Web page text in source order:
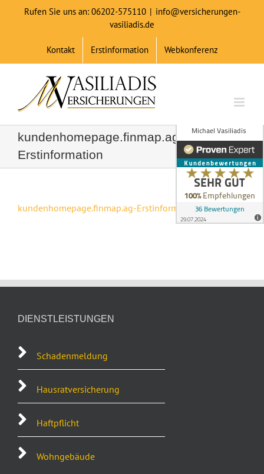
Rufen Sie uns an: 06202-575110 | info@versicherungen-
vasiliadis.de
Kontakt Erstinformation Webkonferenz
kundenhomepage.finmap.ag-
Erstinformation
kundenhomepage.finmap.ag-Erstinformation
DIENSTLEISTUNGEN
Schadenmeldung
Hausratversicherung
Haftpflicht
Wohngebäude